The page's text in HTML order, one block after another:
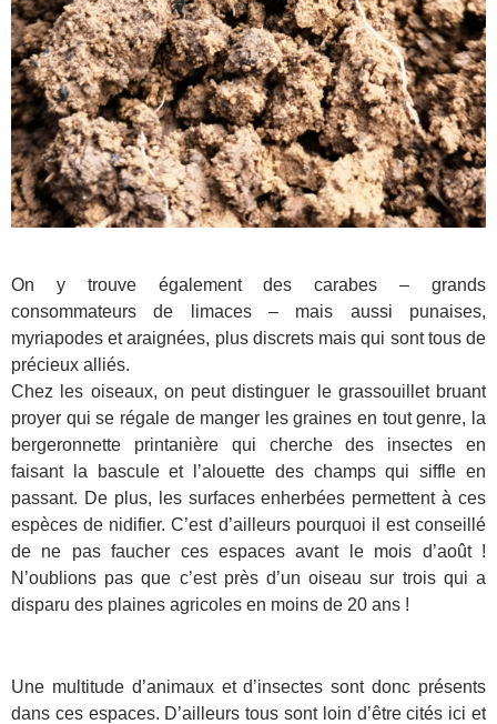
On y trouve également des carabes – grands
consommateurs de limaces – mais aussi punaises,
myriapodes et araignées, plus discrets mais qui sont tous de
précieux alliés.
Chez les oiseaux, on peut distinguer le grassouillet bruant
proyer qui se régale de manger les graines en tout genre, la
bergeronnette printanière qui cherche des insectes en
faisant la bascule et l’alouette des champs qui siffle en
passant. De plus, les surfaces enherbées permettent à ces
espèces de nidifier. C’est d’ailleurs pourquoi il est conseillé
de ne pas faucher ces espaces avant le mois d’août !
N’oublions pas que c’est près d’un oiseau sur trois qui a
disparu des plaines agricoles en moins de 20 ans !
Une multitude d’animaux et d’insectes sont donc présents
dans ces espaces. D’ailleurs tous sont loin d’être cités ici et